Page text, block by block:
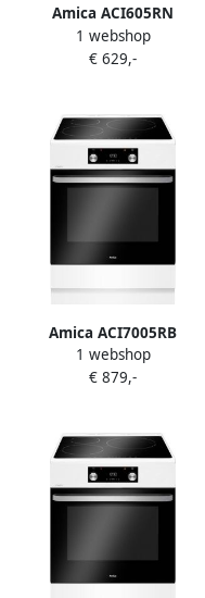
Amica ACI605RN
Inductiefornuis 50 cm
breed Katalyse -65 L Klasse
1 webshop
€ 629,-
Amica ACI7005RB
Inductiefornuis met
aangesloten 3 Fase Perilex
1 webshop
€ 879,-